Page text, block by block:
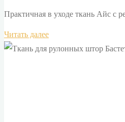
Практичная в уходе ткань Айс с
Читать далее"Ткани
для